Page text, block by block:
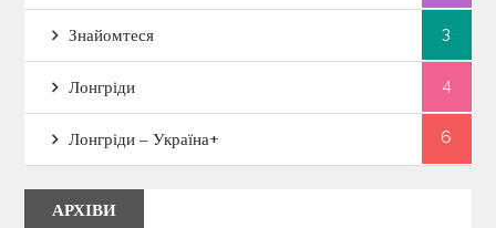
Знайомтеся 3
Лонгріди 4
Лонгріди – Україна+ 6
АРХІВИ